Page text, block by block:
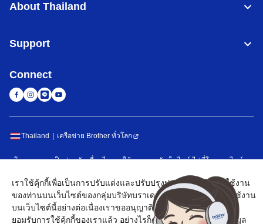
About Thailand
Support
Connect
Thailand เครือข่าย Brother ทั่วโลก
นโยบายความเป็นส่วนตัว เงื่อนไขการใช้งาน แผนผังเว็บไซต์ ไปที่โกลบอลไซต์
© 2026BROTHER COMMERCIAL (THAILAND) LTD. All Rights
Reserved
เราใช้คุ้กกี้เพื่อเป็นการปรับแต่งและปรับปรุงประสบการณ์การใช้งาน
ของท่านบนเว็บไซต์ของกลุ่มบริษัทบราเดอร์ โดยหากท่านมีการใช้งาน
บนเว็บไซต์นี้อย่างต่อเนื่องเราขออนุญาติเข้าใจว่าท่านได้ทำการ
ยอมรับการใช้คุ้กกี้ของเราแล้ว อย่างไรก็ตามหากท่านต้องการข้อมูล